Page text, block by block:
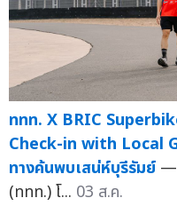
ททท. X BRIC
Check-in with Local
ทางค้นพบเสน่ห์บุรีรัมย์ —
(ททท.) โ... 03 ส.ค.